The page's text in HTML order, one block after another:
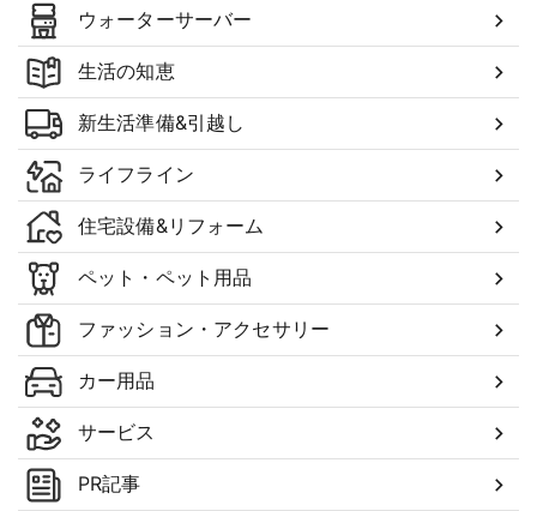
ウォーターサーバー
生活の知恵
新生活準備&引越し
ライフライン
住宅設備&リフォーム
ペット・ペット用品
ファッション・アクセサリー
カー用品
サービス
PR記事